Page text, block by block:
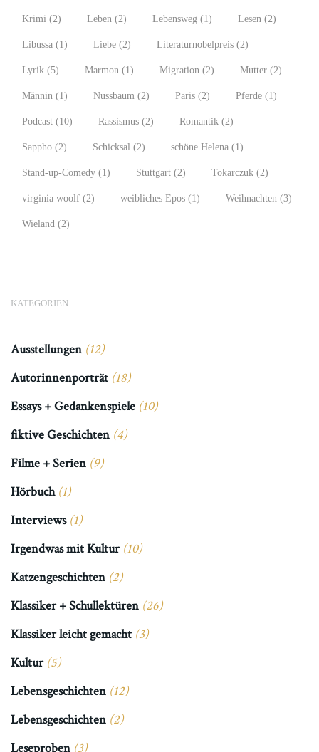
Krimi (2) Leben (2) Lebensweg (1) Lesen (2)
Libussa (1) Liebe (2) Literaturnobelpreis (2)
Lyrik (5) Marmon (1) Migration (2) Mutter (2)
Männin (1) Nussbaum (2) Paris (2) Pferde (1)
Podcast (10) Rassismus (2) Romantik (2)
Sappho (2) Schicksal (2) schöne Helena (1)
Stand-up-Comedy (1) Stuttgart (2) Tokarczuk (2)
virginia woolf (2) weibliches Epos (1) Weihnachten (3)
Wieland (2)
KATEGORIEN
Ausstellungen (12)
Autorinnenporträt (18)
Essays + Gedankenspiele (10)
fiktive Geschichten (4)
Filme + Serien (9)
Hörbuch(1)
Interviews(1)
Irgendwas mit Kultur(10)
Katzengeschichten (2)
Klassiker + Schullektüren (26)
Klassiker leicht gemacht (3)
Kultur(5)
Lebensgeschichten (12)
Lebensgeschichten (2)
Leseproben (3)